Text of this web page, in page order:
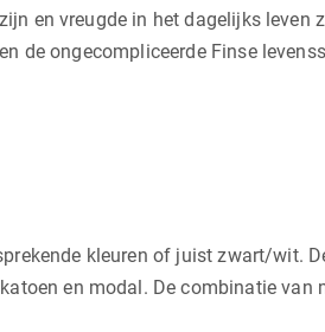
en vreugde in het dagelijks leven
de ongecompliceerde Finse
kleuren of juist zwart/wit.
en modal. De combinatie van